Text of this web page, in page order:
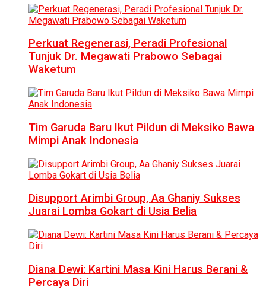
Perkuat Regenerasi, Peradi Profesional
Tunjuk Dr. Megawati Prabowo Sebagai
Waketum
Tim Garuda Baru Ikut Pildun di Meksiko Bawa
Mimpi Anak Indonesia
Disupport Arimbi Group, Aa Ghaniy Sukses
Juarai Lomba Gokart di Usia Belia
Diana Dewi: Kartini Masa Kini Harus Berani &
Percaya Diri